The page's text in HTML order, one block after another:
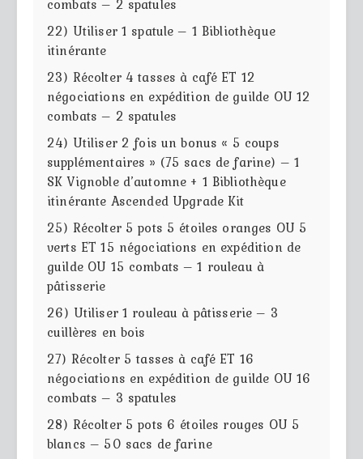
combats – 2 spatules
22) Utiliser 1 spatule – 1 Bibliothèque
itinérante
23) Récolter 4 tasses à café ET 12
négociations en expédition de guilde OU 12
combats – 2 spatules
24) Utiliser 2 fois un bonus « 5 coups
supplémentaires » (75 sacs de farine) – 1
SK Vignoble d’automne + 1 Bibliothèque
itinérante Ascended Upgrade Kit
25) Récolter 5 pots 5 étoiles oranges OU 5
verts ET 15 négociations en expédition de
guilde OU 15 combats – 1 rouleau à
pâtisserie
26) Utiliser 1 rouleau à pâtisserie – 3
cuillères en bois
27) Récolter 5 tasses à café ET 16
négociations en expédition de guilde OU 16
combats – 3 spatules
28) Récolter 5 pots 6 étoiles rouges OU 5
blancs – 50 sacs de farine